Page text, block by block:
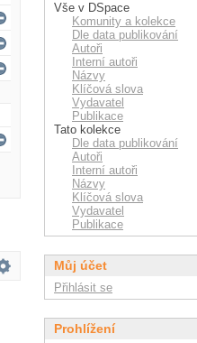
Vše v DSpace
Komunity a kolekce
Dle data publikování
Autoři
Interní autoři
Názvy
Klíčová slova
Vydavatel
Publikace
Tato kolekce
Dle data publikování
Autoři
Interní autoři
Názvy
Klíčová slova
Vydavatel
Publikace
Můj účet
Přihlásit se
Prohlížení